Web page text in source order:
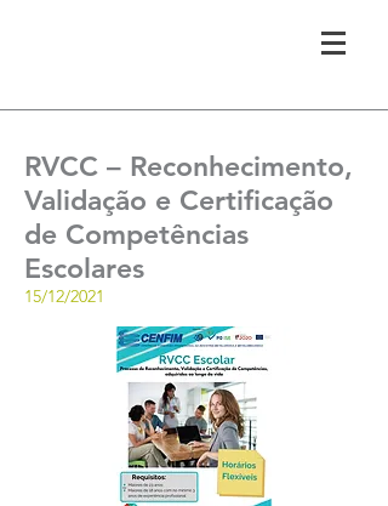
RVCC – Reconhecimento,
Validação e Certificação
de Competências
Escolares
15/12/2021